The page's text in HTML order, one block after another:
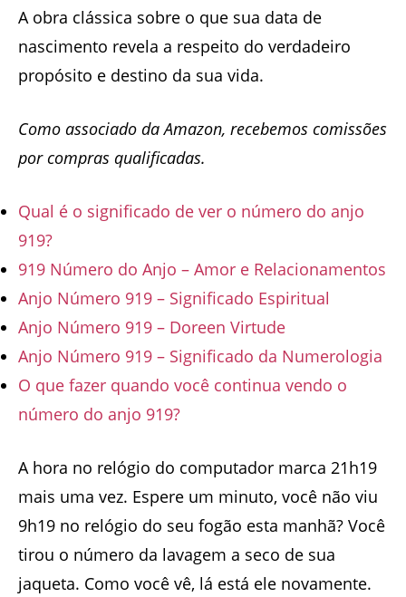
A obra clássica sobre o que sua data de
nascimento revela a respeito do verdadeiro
propósito e destino da sua vida.
Como associado da Amazon, recebemos comissões
por compras qualificadas.
Qual é o significado de ver o número do anjo
919?
919 Número do Anjo – Amor e Relacionamentos
Anjo Número 919 – Significado Espiritual
Anjo Número 919 – Doreen Virtude
Anjo Número 919 – Significado da Numerologia
O que fazer quando você continua vendo o
número do anjo 919?
A hora no relógio do computador marca 21h19
mais uma vez. Espere um minuto, você não viu
9h19 no relógio do seu fogão esta manhã? Você
tirou o número da lavagem a seco de sua
jaqueta. Como você vê, lá está ele novamente.